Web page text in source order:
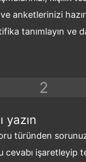
ve anketlerinizi
tanımlayın ve
yazın
türünden
cevabı işaretleyip